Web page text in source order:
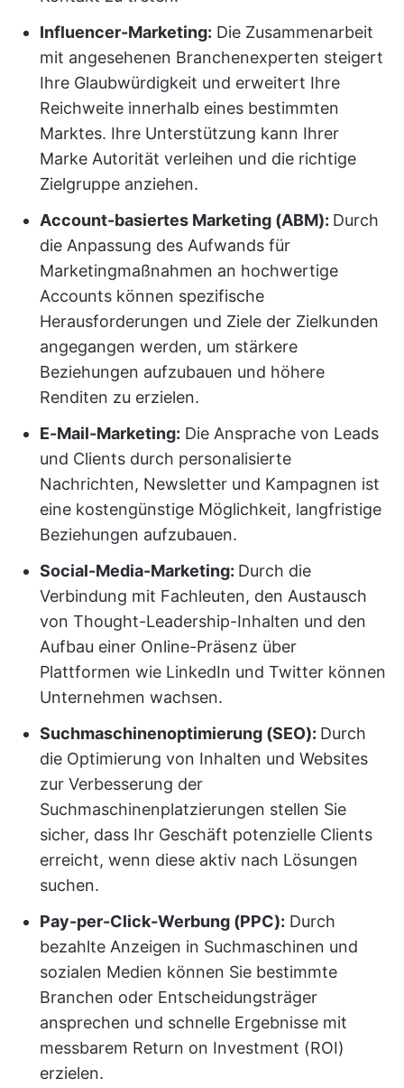
Influencer-Marketing: Die Zusammenarbeit
mit angesehenen Branchenexperten steigert
Ihre Glaubwürdigkeit und erweitert Ihre
Reichweite innerhalb eines bestimmten
Marktes. Ihre Unterstützung kann Ihrer
Marke Autorität verleihen und die richtige
Zielgruppe anziehen.
Account-basiertes Marketing (ABM): Durch
die Anpassung des Aufwands für
Marketingmaßnahmen an hochwertige
Accounts können spezifische
Herausforderungen und Ziele der Zielkunden
angegangen werden, um stärkere
Beziehungen aufzubauen und höhere
Renditen zu erzielen.
E-Mail-Marketing: Die Ansprache von Leads
und Clients durch personalisierte
Nachrichten, Newsletter und Kampagnen ist
eine kostengünstige Möglichkeit, langfristige
Beziehungen aufzubauen.
Social-Media-Marketing: Durch die
Verbindung mit Fachleuten, den Austausch
von Thought-Leadership-Inhalten und den
Aufbau einer Online-Präsenz über
Plattformen wie LinkedIn und Twitter können
Unternehmen wachsen.
Suchmaschinenoptimierung (SEO): Durch
die Optimierung von Inhalten und Websites
zur Verbesserung der
Suchmaschinenplatzierungen stellen Sie
sicher, dass Ihr Geschäft potenzielle Clients
erreicht, wenn diese aktiv nach Lösungen
suchen.
Pay-per-Click-Werbung (PPC): Durch
bezahlte Anzeigen in Suchmaschinen und
sozialen Medien können Sie bestimmte
Branchen oder Entscheidungsträger
ansprechen und schnelle Ergebnisse mit
messbarem Return on Investment (ROI)
erzielen.